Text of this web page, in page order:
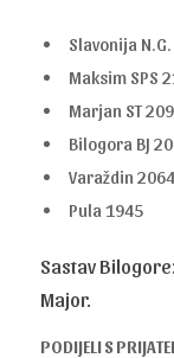
Slavonija
Maksim SPS
Marjan ST
Bilogora BJ
Varaždin 2064
Pula 1945
Sastav
Major.
PODIJELI S